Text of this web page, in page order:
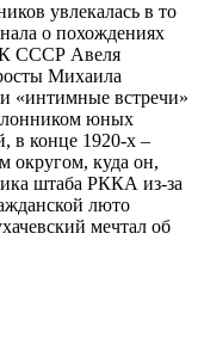
увлекалась в то
о похождениях
СССР Авеля
Михаила
«интимные встречи»
юных
в конце 1920-х –
куда он,
штаба РККА из-за
люто
мечтал об